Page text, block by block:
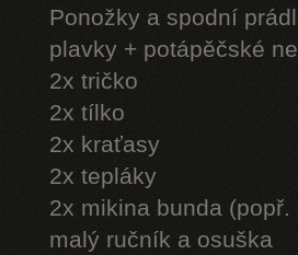
Ponožky a spodní
plavky + potápěčské
2x tričko
2x tílko
2x kraťasy
2x tepláky
2x mikina bunda (popř.
malý ručník a osuška